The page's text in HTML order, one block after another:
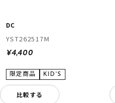
DC
YST262517M
¥4,400
比較する